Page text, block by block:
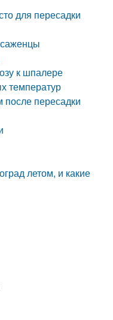
для пересадки
к шпалере
температур
после пересадки
летом, и какие